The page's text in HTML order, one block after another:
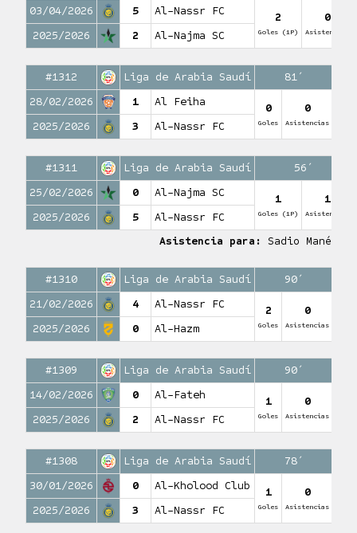
03/04/2026
5 Al-Nassr FC 2
Goles (1P)
0
Asistencias
2025/2026 2 Al-Najma SC
#1312 Liga de Arabia Saudí
81′
28/02/2026
1 Al Feiha 0
Goles
0
Asistencias
2025/2026 3 Al-Nassr FC
#1311 Liga de Arabia Saudí
56′
25/02/2026
0 Al-Najma SC 1
Goles (1P)
1
Asistencias
2025/2026 5
Al-Nassr FC
Asistencia para: Sadio Mané
#1310 Liga de Arabia Saudí
90′
21/02/2026
4 Al-Nassr FC 2
Goles
0
Asistencias
2025/2026 0 Al-Hazm
#1309 Liga de Arabia Saudí
90′
14/02/2026
0 Al-Fateh 1
Goles
0
Asistencias
2025/2026 2 Al-Nassr FC
#1308 Liga de Arabia Saudí
78′
30/01/2026
0 Al-Kholood Club 1
Goles
0
Asistencias
2025/2026 3 Al-Nassr FC